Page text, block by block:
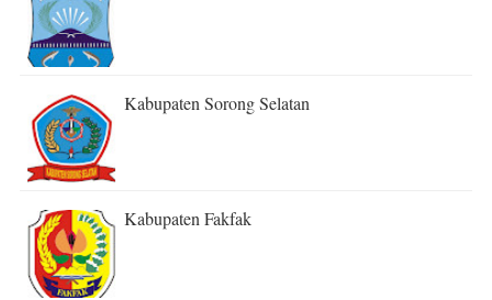
Kabupaten Sorong Selatan
Kabupaten Fakfak